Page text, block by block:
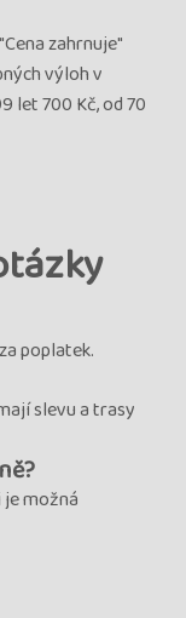
zahrnuje"
výloh v
let 700 Kč, od 70
poplatek.
slevu a trasy
možná